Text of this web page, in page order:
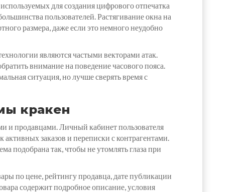
для создания цифрового отпечатка
пользователей. Растягивание окна на
размера, даже если это немного неудобно
являются частыми векторами атак.
внимание на поведение часового пояса.
ситуация, но лучше сверять время с
кракен
и продавцами. Личный кабинет пользователя
активных заказов и переписки с контрагентами.
подобрана так, чтобы не утомлять глаза при
по цене, рейтингу продавца, дате публикации
содержит подробное описание, условия